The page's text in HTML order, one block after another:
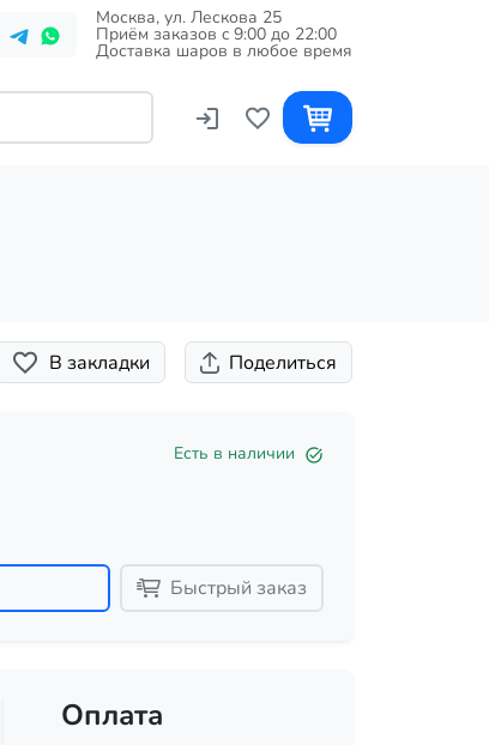
Москва, ул. Лескова 25
Приём заказов c 9:00 до 22:00
Доставка шаров в любое время
В закладки Поделиться
Есть в наличии
Быстрый заказ
Оплата